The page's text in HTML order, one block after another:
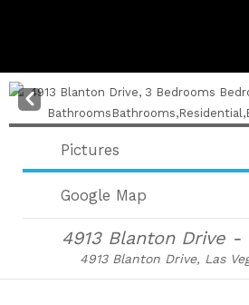
Pre
Pictures
Google Map
4913 Blanton Drive -
4913 Blanton Drive, Las